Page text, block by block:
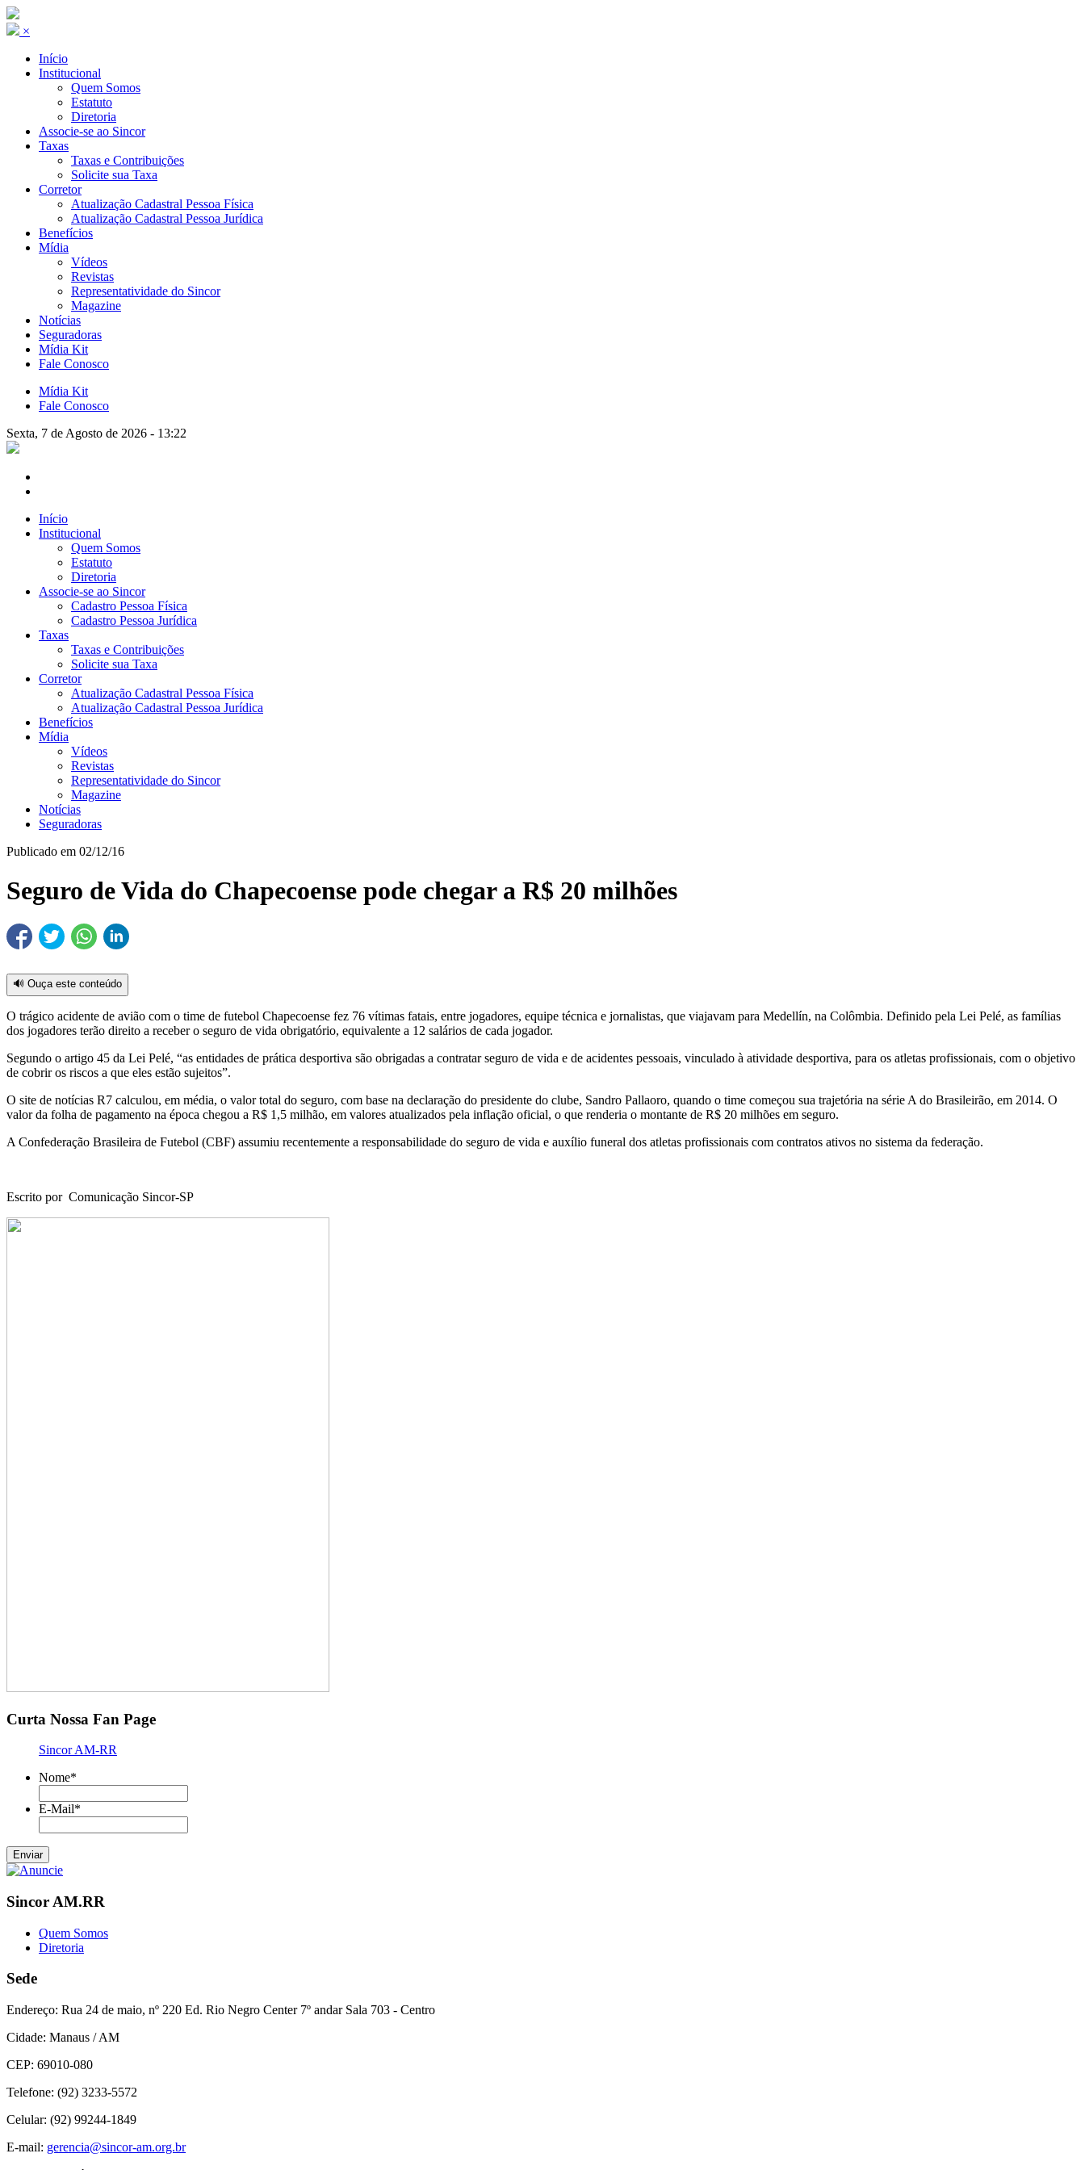
×
Início
Institucional
Quem Somos
Estatuto
Diretoria
Associe-se ao Sincor
Taxas
Taxas e Contribuições
Solicite sua Taxa
Corretor
Atualização Cadastral Pessoa Física
Atualização Cadastral Pessoa Jurídica
Benefícios
Mídia
Vídeos
Revistas
Representatividade do Sincor
Magazine
Notícias
Seguradoras
Mídia Kit
Fale Conosco
Mídia Kit
Fale Conosco
Sexta, 7 de Agosto de 2026 - 13:22
Início
Institucional
Quem Somos
Estatuto
Diretoria
Associe-se ao Sincor
Cadastro Pessoa Física
Cadastro Pessoa Jurídica
Taxas
Taxas e Contribuições
Solicite sua Taxa
Corretor
Atualização Cadastral Pessoa Física
Atualização Cadastral Pessoa Jurídica
Benefícios
Mídia
Vídeos
Revistas
Representatividade do Sincor
Magazine
Notícias
Seguradoras
Publicado em 02/12/16
Seguro de Vida do Chapecoense pode chegar a R$ 20 milhões
🔊 Ouça este conteúdo
O trágico acidente de avião com o time de futebol Chapecoense fez 76 vítimas fatais, entre jogadores, equipe técnica e jornalistas, que viajavam para Medellín, na Colômbia. Definido pela Lei Pelé, as famílias
dos jogadores terão direito a receber o seguro de vida obrigatório, equivalente a 12 salários de cada jogador.
Segundo o artigo 45 da Lei Pelé, “as entidades de prática desportiva são obrigadas a contratar seguro de vida e de acidentes pessoais, vinculado à atividade desportiva, para os atletas profissionais, com o objetivo
de cobrir os riscos a que eles estão sujeitos”.
O site de notícias R7 calculou, em média, o valor total do seguro, com base na declaração do presidente do clube, Sandro Pallaoro, quando o time começou sua trajetória na série A do Brasileirão, em 2014. O
valor da folha de pagamento na época chegou a R$ 1,5 milhão, em valores atualizados pela inflação oficial, o que renderia o montante de R$ 20 milhões em seguro.
A Confederação Brasileira de Futebol (CBF) assumiu recentemente a responsabilidade do seguro de vida e auxílio funeral dos atletas profissionais com contratos ativos no sistema da federação.
Escrito por Comunicação Sincor-SP
Curta Nossa Fan Page
Sincor AM-RR
Nome*
E-Mail*
Sincor AM.RR
Quem Somos
Diretoria
Sede
Endereço: Rua 24 de maio, nº 220 Ed. Rio Negro Center 7º andar Sala 703 - Centro
Cidade: Manaus / AM
CEP: 69010-080
Telefone: (92) 3233-5572
Celular: (92) 99244-1849
E-mail: gerencia@sincor-am.org.br